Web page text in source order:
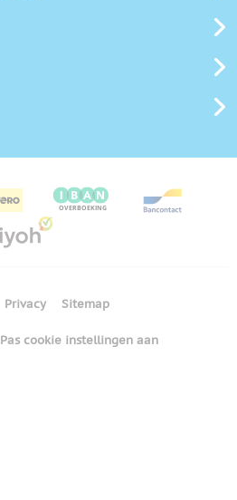
Privacy Sitemap
Pas cookie instellingen aan